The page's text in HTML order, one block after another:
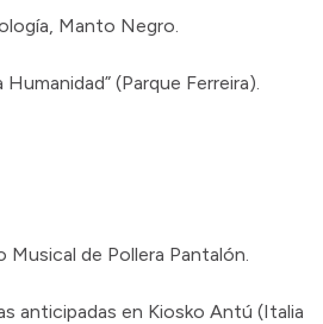
Manto Negro.
(Parque Ferreira).
de Pollera Pantalón.
anticipadas en Kiosko Antú (Italia